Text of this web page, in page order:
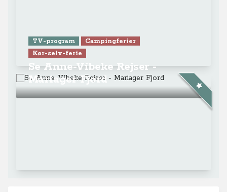
TV-program
Campingferier
Kør-selv-ferie
Se Anne-Vibeke Rejser -
Mariager Fjord